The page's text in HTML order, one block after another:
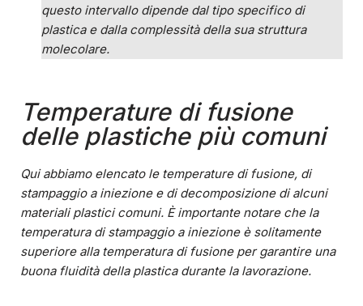
questo intervallo dipende dal tipo specifico di
plastica e dalla complessità della sua struttura
molecolare.
Temperature di fusione
delle plastiche più comuni
Qui abbiamo elencato le temperature di fusione, di
stampaggio a iniezione e di decomposizione di alcuni
materiali plastici comuni. È importante notare che la
temperatura di stampaggio a iniezione è solitamente
superiore alla temperatura di fusione per garantire una
buona fluidità della plastica durante la lavorazione.